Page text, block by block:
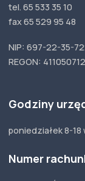
tel. 65 533 35 10
fax 65 529 95 48
NIP: 697-22-35-
REGON: 411050712
Godziny
poniedziałek 8-
Numer